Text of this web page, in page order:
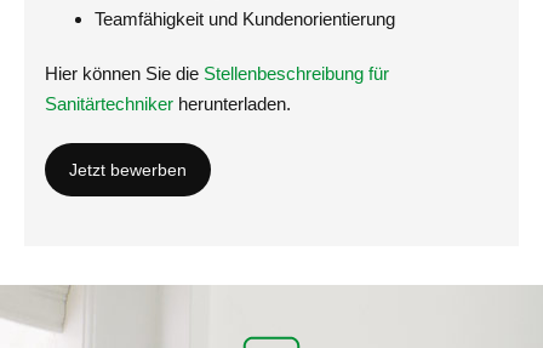
Teamfähigkeit und Kundenorientierung
Hier können Sie die Stellenbeschreibung für
Sanitärtechniker herunterladen.
Jetzt bewerben